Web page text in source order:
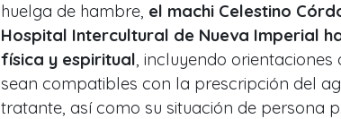
huelga de hambre, el machi Celestino
Hospital Intercultural de Nueva Imperial
física y espiritual , incluyendo
sean compatibles con la prescripción del
tratante, así como su situación de persona